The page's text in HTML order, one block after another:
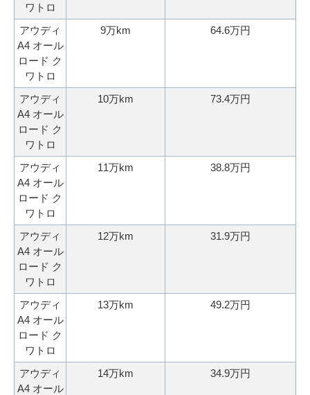
ワトロ
アウディ
A4 オール
ロード ク
ワトロ
9万km 64.6万円
アウディ
A4 オール
ロード ク
ワトロ
10万km 73.4万円
アウディ
A4 オール
ロード ク
ワトロ
11万km 38.8万円
アウディ
A4 オール
ロード ク
ワトロ
12万km 31.9万円
アウディ
A4 オール
ロード ク
ワトロ
13万km 49.2万円
アウディ
A4 オール
14万km 34.9万円